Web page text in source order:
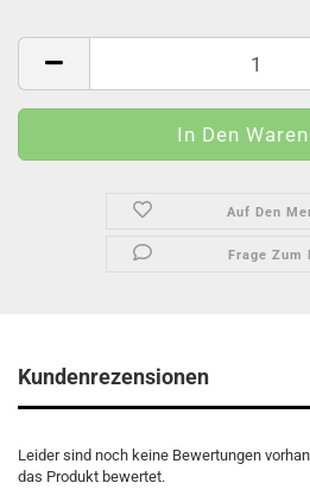
Auf Den
Frage Zum
Kundenrezensionen
Leider sind noch keine Bewertungen
das Produkt bewertet.